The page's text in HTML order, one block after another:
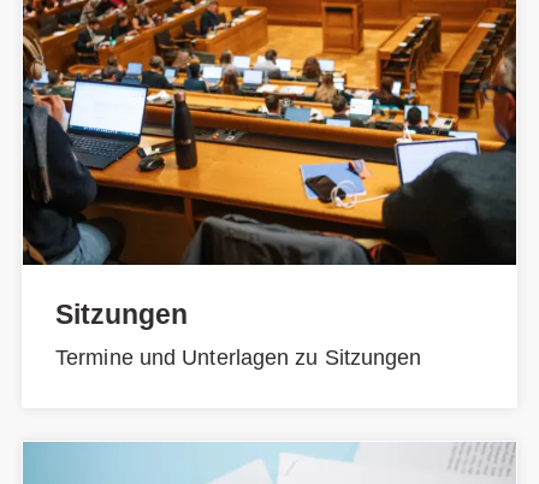
Sitzungen
Termine und Unterlagen zu Sitzungen